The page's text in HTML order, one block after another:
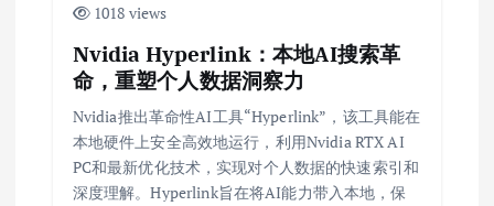
1018 views
Nvidia Hyperlink：本地AI搜索革
命，重塑个人数据洞察力
Nvidia推出革命性AI工具“Hyperlink”，该工具能在
本地硬件上安全高效地运行，利用Nvidia RTX AI
PC和最新优化技术，实现对个人数据的快速索引和
深度理解。Hyperlink旨在将AI能力带入本地，保